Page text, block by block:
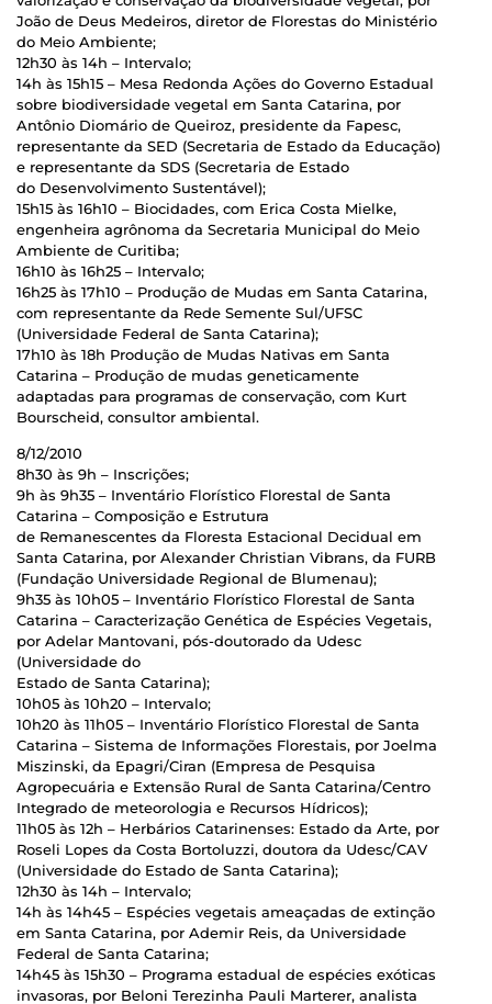
João de Deus Medeiros, diretor de Florestas do Ministério
do Meio Ambiente;
12h30 às 14h – Intervalo;
14h às 15h15 – Mesa Redonda Ações do Governo Estadual
sobre biodiversidade vegetal em Santa Catarina, por
Antônio Diomário de Queiroz, presidente da Fapesc,
representante da SED (Secretaria de Estado da Educação)
e representante da SDS (Secretaria de Estado
do Desenvolvimento Sustentável);
15h15 às 16h10 – Biocidades, com Erica Costa Mielke,
engenheira agrônoma da Secretaria Municipal do Meio
Ambiente de Curitiba;
16h10 às 16h25 – Intervalo;
16h25 às 17h10 – Produção de Mudas em Santa Catarina,
com representante da Rede Semente Sul/UFSC
(Universidade Federal de Santa Catarina);
17h10 às 18h Produção de Mudas Nativas em Santa
Catarina – Produção de mudas geneticamente
adaptadas para programas de conservação, com Kurt
Bourscheid, consultor ambiental.
8/12/2010
8h30 às 9h – Inscrições;
9h às 9h35 – Inventário Florístico Florestal de Santa
Catarina – Composição e Estrutura
de Remanescentes da Floresta Estacional Decidual em
Santa Catarina, por Alexander Christian Vibrans, da FURB
(Fundação Universidade Regional de Blumenau);
9h35 às 10h05 – Inventário Florístico Florestal de Santa
Catarina – Caracterização Genética de Espécies Vegetais,
por Adelar Mantovani, pós-doutorado da Udesc
(Universidade do
Estado de Santa Catarina);
10h05 às 10h20 – Intervalo;
10h20 às 11h05 – Inventário Florístico Florestal de Santa
Catarina – Sistema de Informações Florestais, por Joelma
Miszinski, da Epagri/Ciran (Empresa de Pesquisa
Agropecuária e Extensão Rural de Santa Catarina/Centro
Integrado de meteorologia e Recursos Hídricos);
11h05 às 12h – Herbários Catarinenses: Estado da Arte, por
Roseli Lopes da Costa Bortoluzzi, doutora da Udesc/CAV
(Universidade do Estado de Santa Catarina);
12h30 às 14h – Intervalo;
14h às 14h45 – Espécies vegetais ameaçadas de extinção
em Santa Catarina, por Ademir Reis, da Universidade
Federal de Santa Catarina;
14h45 às 15h30 – Programa estadual de espécies exóticas
invasoras, por Beloni Terezinha Pauli Marterer, analista